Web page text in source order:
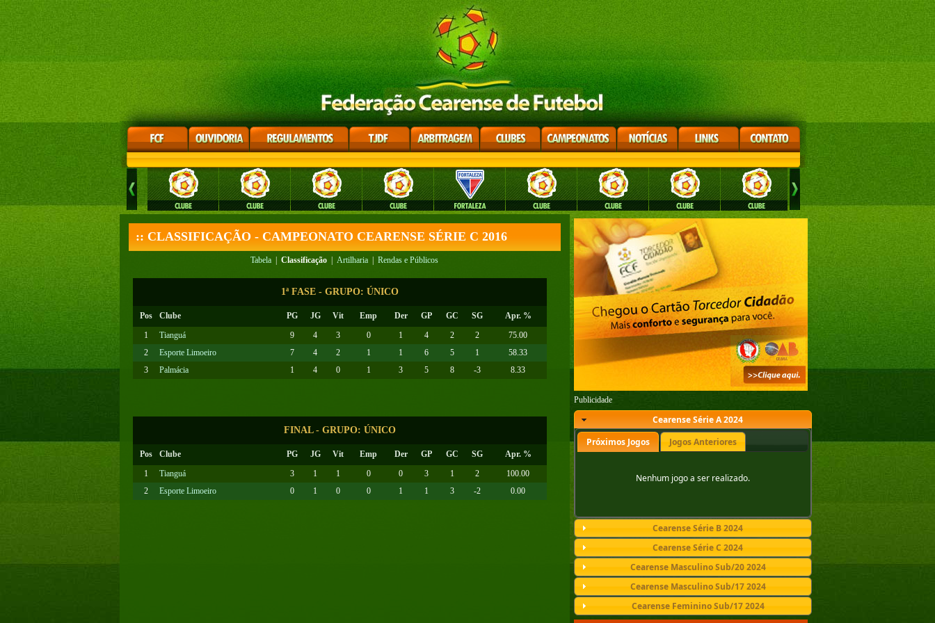
:: CLASSIFICAÇÃO - CAMPEONATO CEARENSE SÉRIE C 2016
Tabela Classificação Artilharia Rendas e Públicos
1ª FASE - GRUPO: ÚNICO
Pos Clube PG JG Vit Emp Der GP GC SG
Apr. %
1
Tianguá 9 4 3 0 1 4 2 2
75.00
2
Esporte Limoeiro 7 4 2 1 1 6 5 1
58.33
3
Palmácia 1 4 0 1 3 5 8 -3 8.33
FINAL - GRUPO: ÚNICO
Pos Clube PG JG Vit Emp Der GP GC SG
Apr. %
1
Tianguá 3 1 1 0 0 3 1 2
100.00
2
Esporte Limoeiro 0 1 0 0 1 1 3 -2 0.00
Publicidade
Cearense Série A 2024
Próximos Jogos
Jogos Anteriores
Nenhum jogo a ser realizado.
Cearense Série B 2024
Cearense Série C 2024
Cearense Masculino Sub/20 2024
Cearense Masculino Sub/17 2024
Cearense Feminino Sub/17 2024